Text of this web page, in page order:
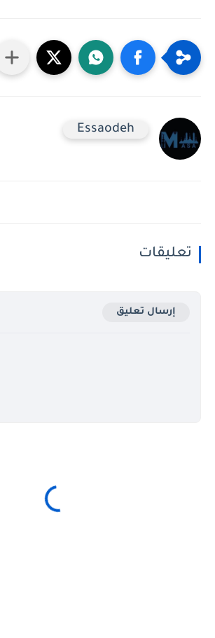
Essaodeh
تعليقات
إرسال تعليق